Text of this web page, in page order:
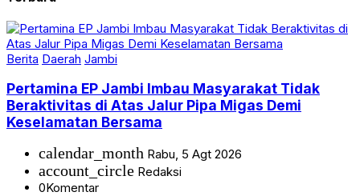
Berita Daerah Jambi
Pertamina EP Jambi Imbau Masyarakat Tidak
Beraktivitas di Atas Jalur Pipa Migas Demi
Keselamatan Bersama
calendar_month Rabu, 5 Agt 2026
account_circle Redaksi
0Komentar